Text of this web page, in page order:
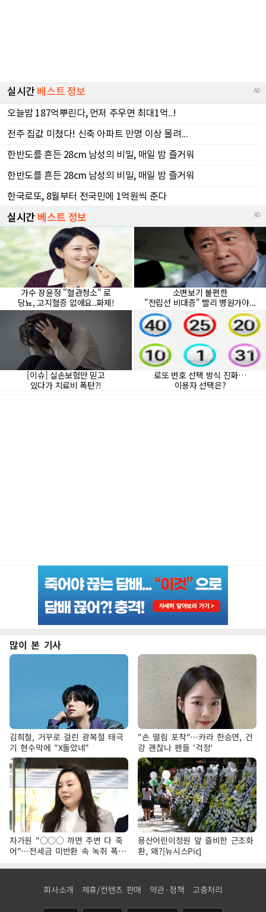
많이 본 기사
김희철, 거꾸로 걸린 광복절 태극
기 현수막에 "X돌았네"
"손 떨림 포착"…카라 한승연, 건
강 괜찮나 팬들 '걱정'
차가원 "○○○ 까면 주변 다 죽
어"…전세금 미반환 속 녹취 폭로
파장
용산어린이정원 앞 즐비한 근조화
환, 왜?[뉴시스Pic]
회사소개 제휴/컨텐츠 판매 약관·정책 고충처리